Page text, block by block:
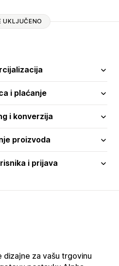
UKLJUČENO
i plaćanje
i konverzija
proizvoda
i prijava
za vašu trgovinu